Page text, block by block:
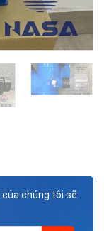
của chúng tôi sẽ